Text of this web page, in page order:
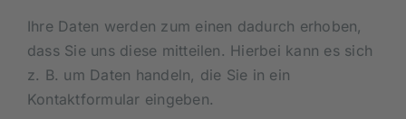
Ihre Daten werden zum einen dadurch erhoben,
dass Sie uns diese mitteilen. Hierbei kann es sich
z. B. um Daten handeln, die Sie in ein
Kontaktformular eingeben.